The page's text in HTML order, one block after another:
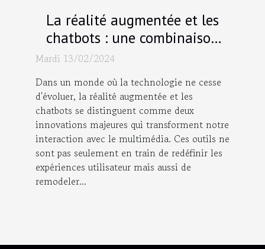
La réalité augmentée et les
chatbots : une combinaison
gagnante pour l'avenir du
Mardi 13/02/2024
Dans un monde où la technologie ne cesse
d'évoluer, la réalité augmentée et les
chatbots se distinguent comme deux
innovations majeures qui transforment notre
interaction avec le multimédia. Ces outils ne
sont pas seulement en train de redéfinir les
expériences utilisateur mais aussi de
remodeler...